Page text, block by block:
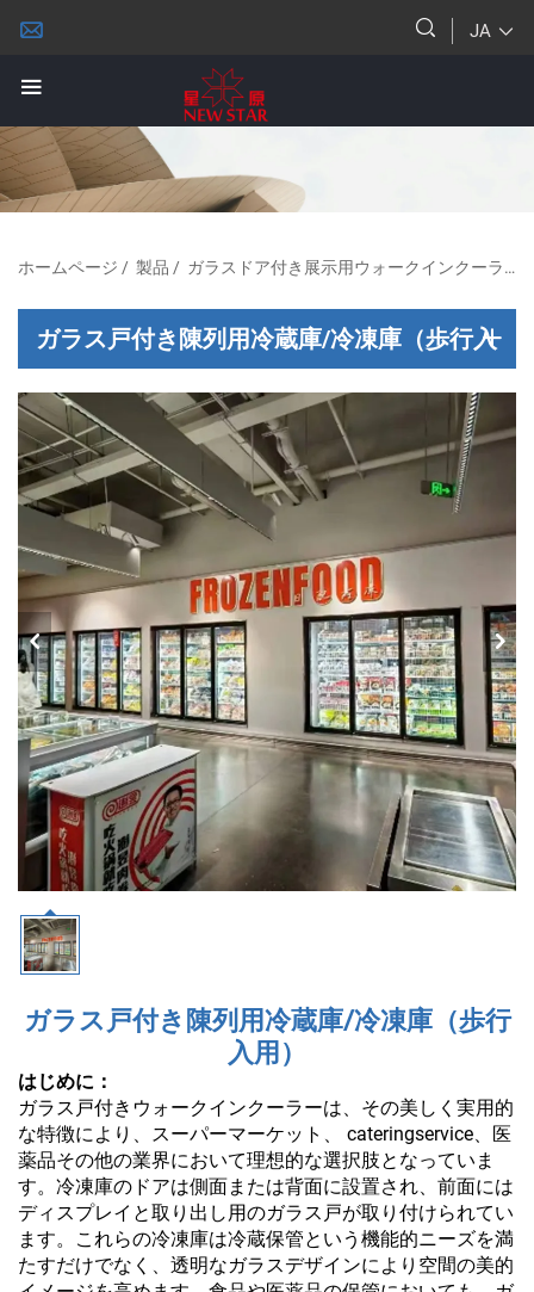
JA
ホームページ / 製品 / ガラスドア付き展示用ウォークインクーラー/フリーザー
ガラス戸付き陳列用冷蔵庫/冷凍庫（歩行入
用）
ガラス戸付き陳列用冷蔵庫/冷凍庫（歩行
入用）
はじめに：
ガラス戸付きウォークインクーラーは、その美しく実用的
な特徴により、スーパーマーケット、 cateringservice、医
薬品その他の業界において理想的な選択肢となっていま
す。冷凍庫のドアは側面または背面に設置され、前面には
ディスプレイと取り出し用のガラス戸が取り付けられてい
ます。これらの冷凍庫は冷蔵保管という機能的ニーズを満
たすだけでなく、透明なガラスデザインにより空間の美的